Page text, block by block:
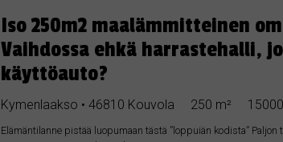
Iso 250m2 maalämmitteinen
Vaihdossa ehkä harrastehalli,
käyttöauto?
Kymenlaakso • 46810 Kouvola 250 m²
Elämäntilanne pistää luopumaan tästä ”loppuiän kodista”